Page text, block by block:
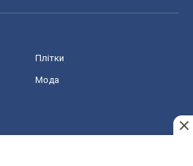
Плітки
Мода